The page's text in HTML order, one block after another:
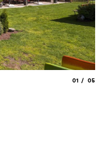
01 05